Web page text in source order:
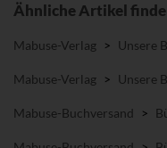
Ähnliche Artikel
Mabuse-Verlag > Unsere
Mabuse-Verlag > Unsere
Mabuse-Buchversand >